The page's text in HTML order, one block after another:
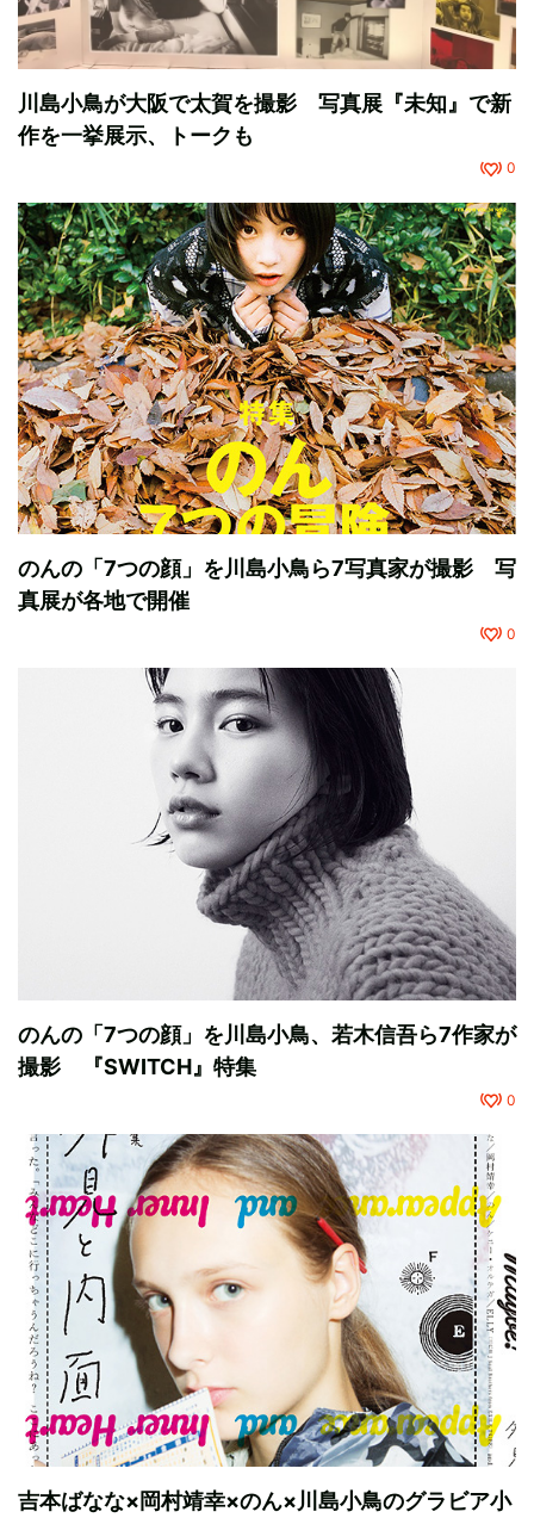
川島小鳥が大阪で太賀を撮影 写真展『未知』で新
作を一挙展示、トークも
0
のんの「7つの顔」を川島小鳥ら7写真家が撮影 写
真展が各地で開催
0
のんの「7つの顔」を川島小鳥、若木信吾ら7作家が
撮影 『SWITCH』特集
0
吉本ばなな×岡村靖幸×のん×川島小鳥のグラビア小